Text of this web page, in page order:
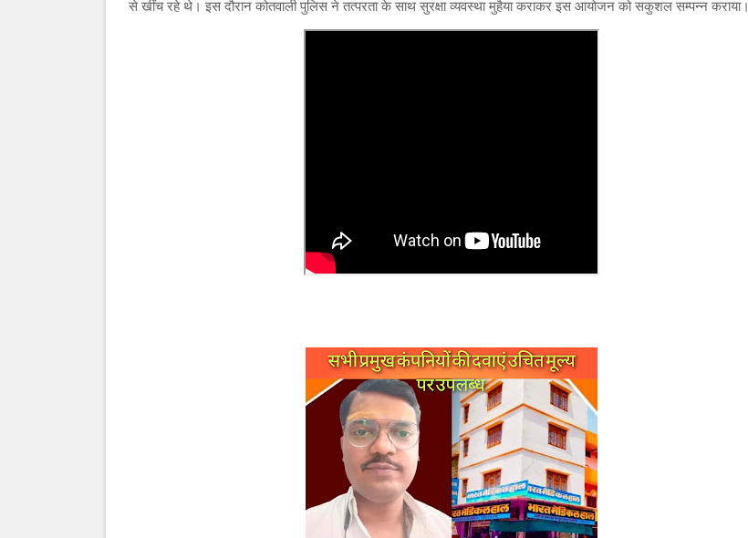
से खींच रहे थे। इस दौरान कोतवाली पुलिस ने तत्परता के साथ सुरक्षा व्यवस्था मुहैया कराकर इस आयोजन को सकुशल सम्पन्न कराया।